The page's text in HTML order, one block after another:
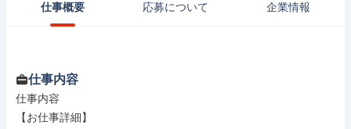
仕事概要 応募について 企業情報
仕事内容
仕事内容
【お仕事詳細】